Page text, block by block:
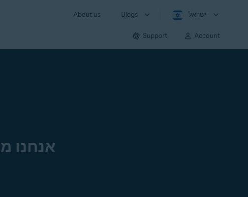
About us Blogs ישראל
Support Account
אנחנו